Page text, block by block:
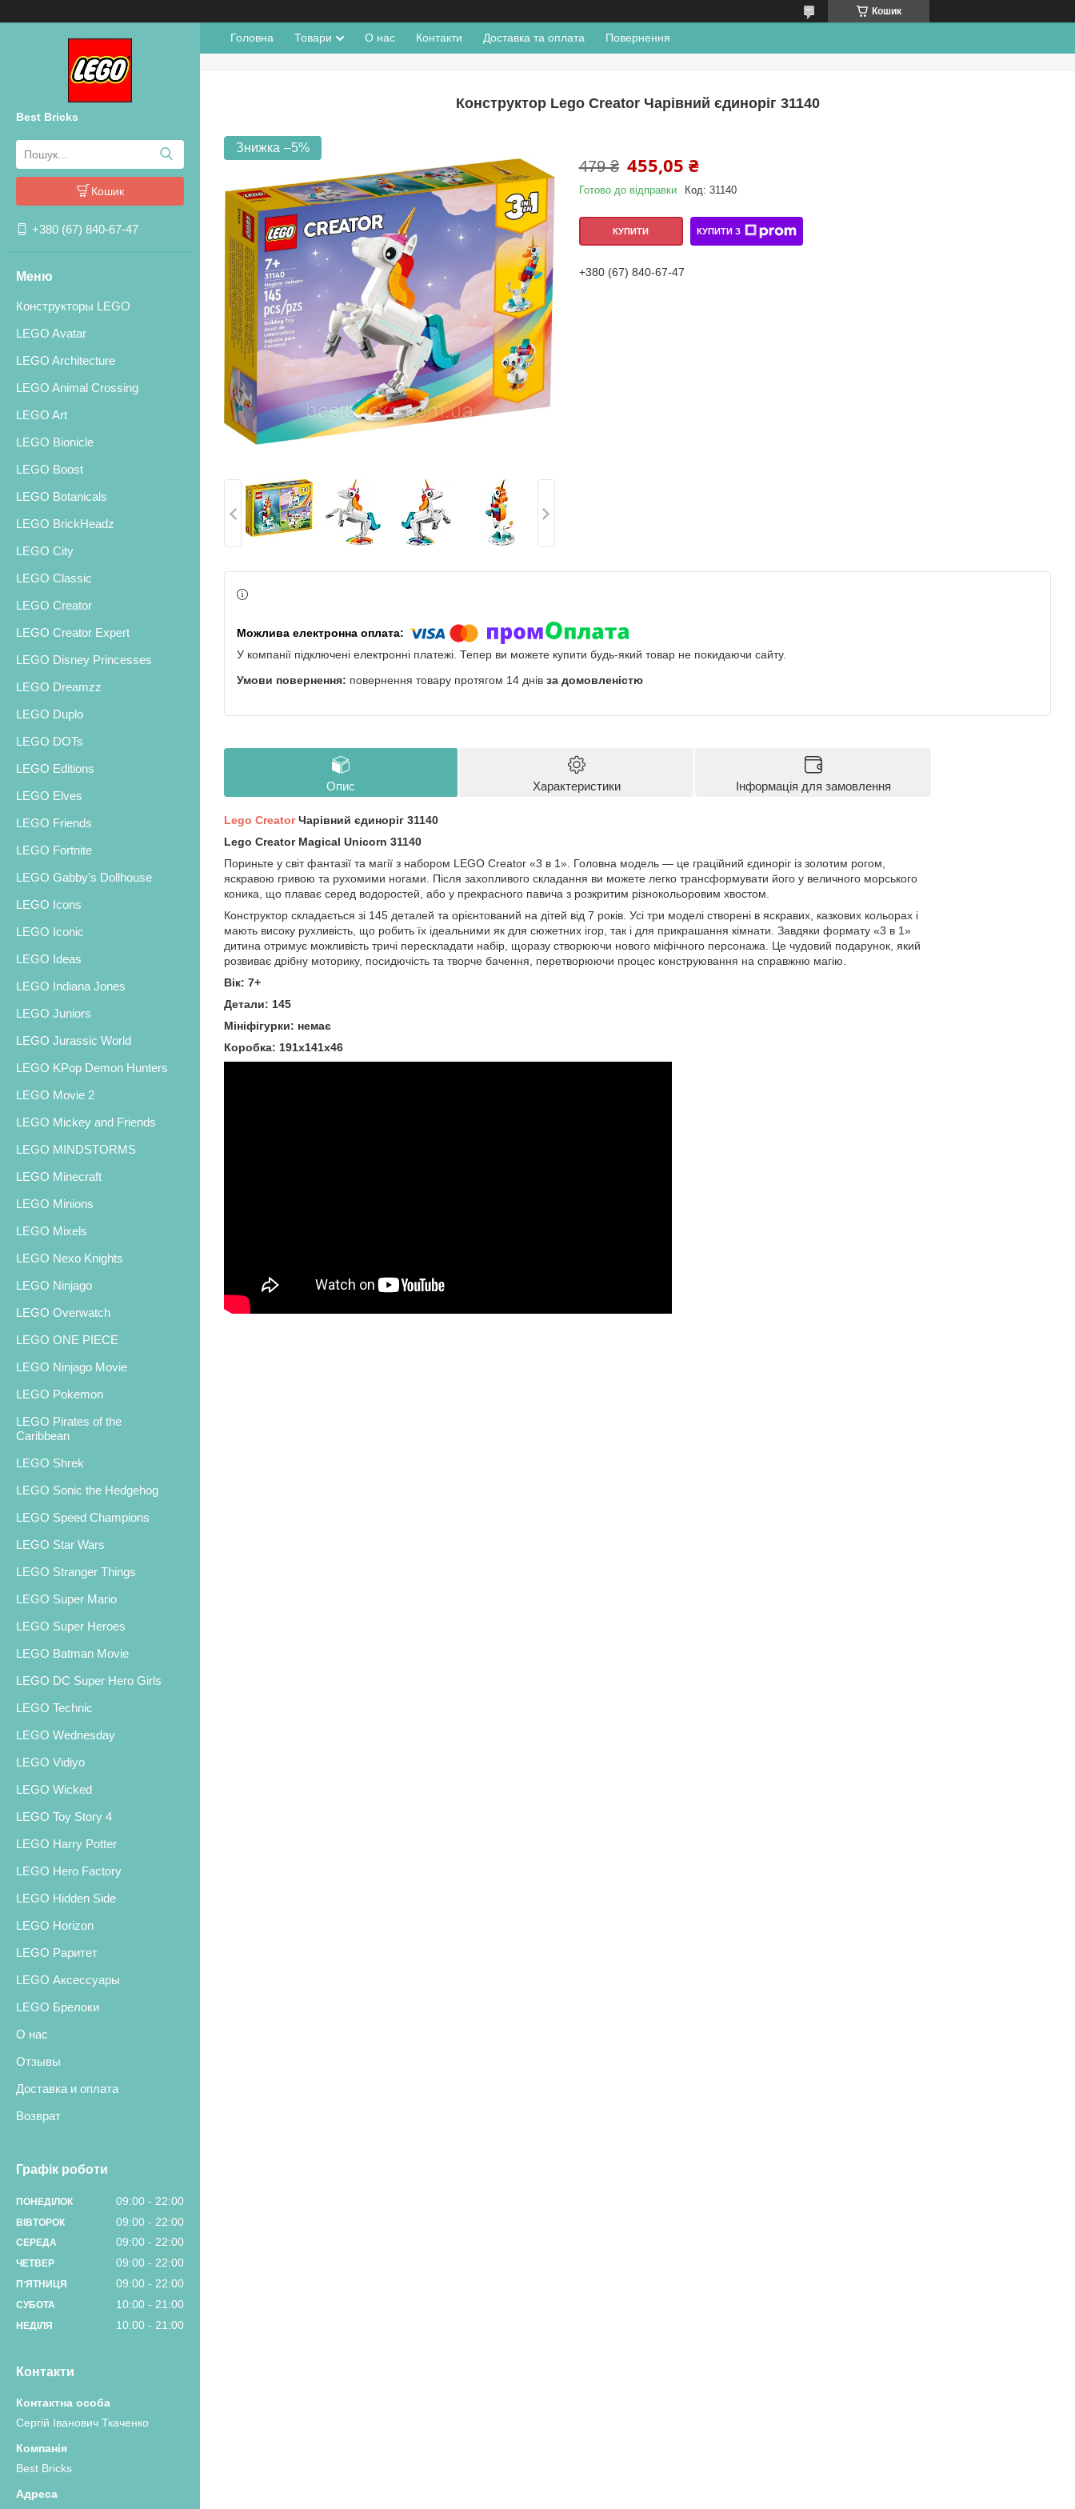
Кошик
Best Bricks
Кошик
+380 (67) 840-67-47
Конструкторы LEGO
LEGO Avatar
LEGO Architecture
LEGO Animal Crossing
LEGO Art
LEGO Bionicle
LEGO Boost
LEGO Botanicals
LEGO BrickHeadz
LEGO City
LEGO Classic
LEGO Creator
LEGO Creator Expert
LEGO Disney Princesses
LEGO Dreamzz
LEGO Duplo
LEGO DOTs
LEGO Editions
LEGO Elves
LEGO Friends
LEGO Fortnite
LEGO Gabby's Dollhouse
LEGO Icons
LEGO Iconic
LEGO Ideas
LEGO Indiana Jones
LEGO Juniors
LEGO Jurassic World
LEGO KPop Demon Hunters
LEGO Movie 2
LEGO Mickey and Friends
LEGO MINDSTORMS
LEGO Minecraft
LEGO Minions
LEGO Mixels
LEGO Nexo Knights
LEGO Ninjago
LEGO Overwatch
LEGO ONE PIECE
LEGO Ninjago Movie
LEGO Pokemon
LEGO Pirates of the
Caribbean
LEGO Shrek
LEGO Sonic the Hedgehog
LEGO Speed Champions
LEGO Star Wars
LEGO Stranger Things
LEGO Super Mario
LEGO Super Heroes
LEGO Batman Movie
LEGO DC Super Hero Girls
LEGO Technic
LEGO Wednesday
LEGO Vidiyo
LEGO Wicked
LEGO Toy Story 4
LEGO Harry Potter
LEGO Hero Factory
LEGO Hidden Side
LEGO Horizon
LEGO Раритет
LEGO Аксессуары
LEGO Брелоки
О нас
Отзывы
Доставка и оплата
Возврат
Графік роботи
ПОНЕДІЛОК 09:00 22:00
ВІВТОРОК 09:00 22:00
СЕРЕДА 09:00 22:00
ЧЕТВЕР 09:00 22:00
ПʼЯТНИЦЯ 09:00 22:00
СУБОТА 10:00 21:00
НЕДІЛЯ 10:00 21:00
Контакти
Сергій Іванович Ткаченко
Best Bricks
Головна Товари О нас Контакти Доставка та оплата Повернення
Конструктор Lego Creator Чарівний єдиноріг 31140
–5%
479 ₴ 455,05 ₴
Готово до відправки Код: 31140
КУПИТИ КУПИТИ З
+380 (67) 840-67-47
У компанії підключені електронні платежі. Тепер ви можете купити будь-який товар не покидаючи сайту.
повернення товару протягом 14 днів за домовленістю
Опис Характеристики Інформація для замовлення
Lego CreatorЧарівний єдиноріг 31140
Lego Creator Magical Unicorn 31140
Пориньте у світ фантазії та магії з набором LEGO Creator «3 в 1». Головна модель — це граційний єдиноріг із золотим рогом,
яскравою гривою та рухомими ногами. Після захопливого складання ви можете легко трансформувати його у величного морського
коника, що плаває серед водоростей, або у прекрасного павича з розкритим різнокольоровим хвостом.
Конструктор складається зі 145 деталей та орієнтований на дітей від 7 років. Усі три моделі створені в яскравих, казкових кольорах і
мають високу рухливість, що робить їх ідеальними як для сюжетних ігор, так і для прикрашання кімнати. Завдяки формату «3 в 1»
дитина отримує можливість тричі перескладати набір, щоразу створюючи нового міфічного персонажа. Це чудовий подарунок, який
розвиває дрібну моторику, посидючість та творче бачення, перетворюючи процес конструювання на справжню магію.
Вік: 7+
Детали: 145
Мініфігурки: немає
Коробка: 191х141х46